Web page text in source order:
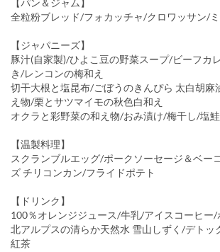
全粒粉ブレッド/フォカッチャ/クロワッサン/
【ジャパニーズ】
豚汁(自家製)/ひよこ豆の野菜スープ/ビーフカ
き/レンコンの梅和え
切干大根と塩昆布/ごぼうのきんぴら 太白胡麻
え物/栗とサツマイモの秋色白和え
オクラと彩野菜の和え物/おみ漬け/梅干し/塩鮭
【温製料理】
スクランブルエッグ/ポークソーセージ＆ベー
ズ チリコンカン/フライドポテト
【ドリンク】
100％オレンジジュース/牛乳/アイスコーヒー/
北アルプスの清らか天然水 雪山しずく/デトッ
紅茶